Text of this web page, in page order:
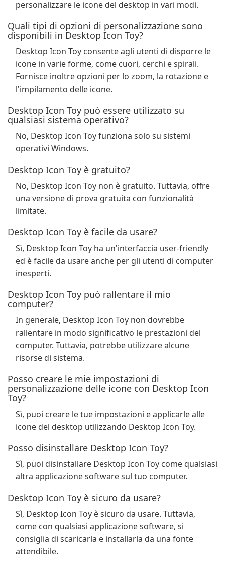
personalizzare le icone del desktop in vari modi.
Quali tipi di opzioni di personalizzazione sono
disponibili in Desktop Icon Toy?
Desktop Icon Toy consente agli utenti di disporre le
icone in varie forme, come cuori, cerchi e spirali.
Fornisce inoltre opzioni per lo zoom, la rotazione e
l'impilamento delle icone.
Desktop Icon Toy può essere utilizzato su
qualsiasi sistema operativo?
No, Desktop Icon Toy funziona solo su sistemi
operativi Windows.
Desktop Icon Toy è gratuito?
No, Desktop Icon Toy non è gratuito. Tuttavia, offre
una versione di prova gratuita con funzionalità
limitate.
Desktop Icon Toy è facile da usare?
Sì, Desktop Icon Toy ha un'interfaccia user-friendly
ed è facile da usare anche per gli utenti di computer
inesperti.
Desktop Icon Toy può rallentare il mio
computer?
In generale, Desktop Icon Toy non dovrebbe
rallentare in modo significativo le prestazioni del
computer. Tuttavia, potrebbe utilizzare alcune
risorse di sistema.
Posso creare le mie impostazioni di
personalizzazione delle icone con Desktop Icon
Toy?
Sì, puoi creare le tue impostazioni e applicarle alle
icone del desktop utilizzando Desktop Icon Toy.
Posso disinstallare Desktop Icon Toy?
Sì, puoi disinstallare Desktop Icon Toy come qualsiasi
altra applicazione software sul tuo computer.
Desktop Icon Toy è sicuro da usare?
Sì, Desktop Icon Toy è sicuro da usare. Tuttavia,
come con qualsiasi applicazione software, si
consiglia di scaricarla e installarla da una fonte
attendibile.